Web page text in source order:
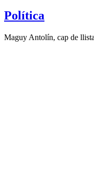
Política
Maguy Antolín, cap de